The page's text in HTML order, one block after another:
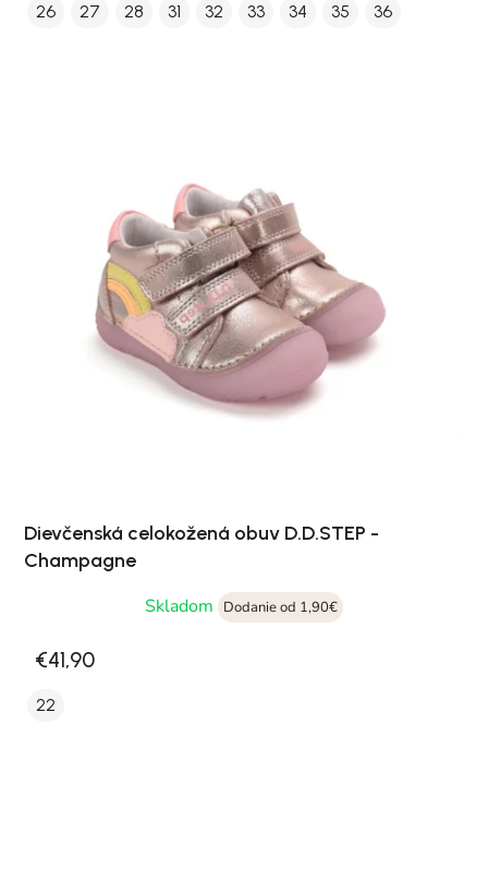
26 27 28 31 32 33 34 35 36
Dievčenská celokožená obuv D.D.STEP -
Champagne
Skladom
Dodanie od 1,90€
€41,90
22